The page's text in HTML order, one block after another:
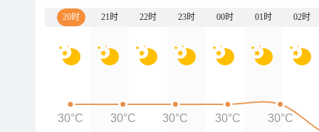
20时 21时 22时 23时 00时 01时 02时
30°C 30°C 30°C 30°C 30°C